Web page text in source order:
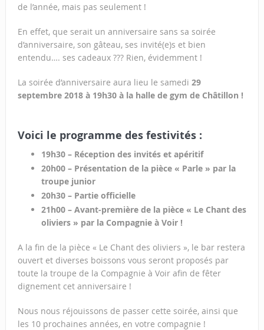
de l’année, mais pas seulement !
En effet, que serait un anniversaire sans sa soirée
d’anniversaire, son gâteau, ses invité(e)s et bien
entendu…. ses cadeaux ??? Rien, évidemment !
La soirée d’anniversaire aura lieu le samedi 29
septembre 2018 à 19h30 à la halle de gym de Châtillon !
Voici le programme des festivités :
19h30 – Réception des invités et apéritif
20h00 – Présentation de la pièce « Parle » par la
troupe junior
20h30 – Partie officielle
21h00 – Avant-première de la pièce « Le Chant des
oliviers » par la Compagnie à Voir !
A la fin de la pièce « Le Chant des oliviers », le bar restera
ouvert et diverses boissons vous seront proposés par
toute la troupe de la Compagnie à Voir afin de fêter
dignement cet anniversaire !
Nous nous réjouissons de passer cette soirée, ainsi que
les 10 prochaines années, en votre compagnie !